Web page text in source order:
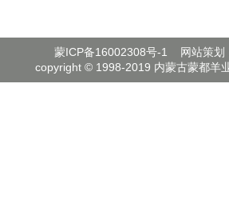
蒙ICP备16002308号-1
网站策划
copyright © 1998-2019 内蒙古蒙都羊